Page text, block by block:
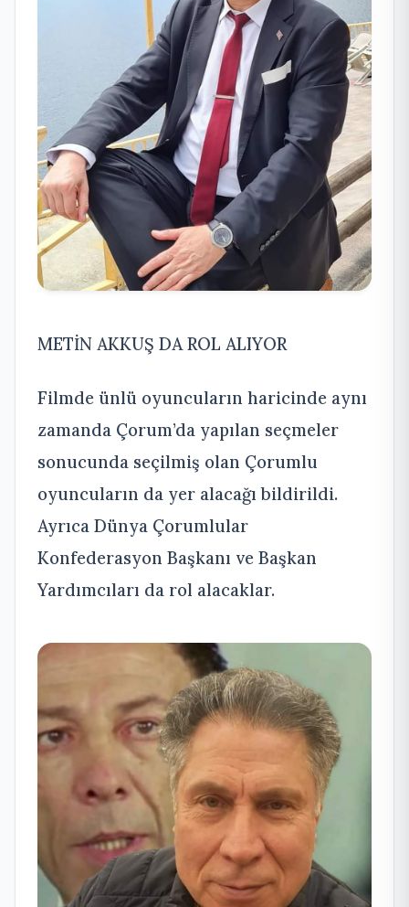
METİN AKKUŞ DA ROL ALIYOR
Filmde ünlü oyuncuların haricinde aynı
zamanda Çorum’da yapılan seçmeler
sonucunda seçilmiş olan Çorumlu
oyuncuların da yer alacağı bildirildi.
Ayrıca Dünya Çorumlular
Konfederasyon Başkanı ve Başkan
Yardımcıları da rol alacaklar.